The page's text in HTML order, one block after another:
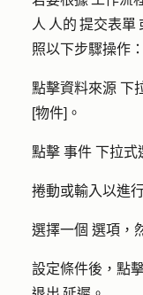
人 人的 提交表單
照以下步驟操作：
點擊資料來源 下
[物件] 。
點擊 事件 下拉式
捲動或輸入以進
選擇一個 選項 ，
設定條件後，點